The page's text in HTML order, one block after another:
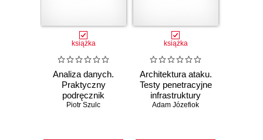
książka
Analiza danych.
Praktyczny
podręcznik
dobrych praktyk
Piotr Szulc
książka
Architektura ataku.
Testy penetracyjne
infrastruktury
sieciowej
Adam Józefiok